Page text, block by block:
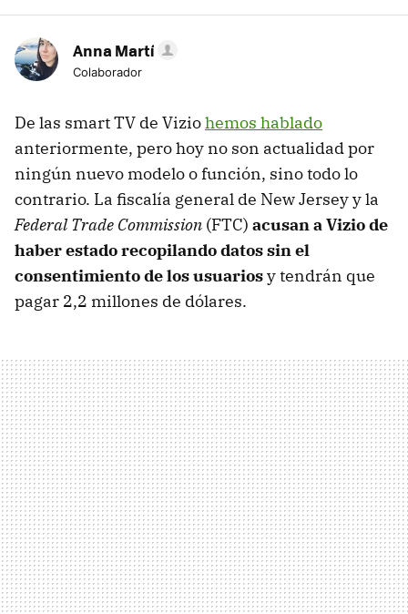
Anna Martí
Colaborador
De las smart TV de Viziohemos hablado
anteriormente, pero hoy no son actualidad por
ningún nuevo modelo o función, sino todo lo
contrario. La fiscalía general de New Jersey y la
Federal Trade Commission (FTC) acusan a Vizio de
haber estado recopilando datos sin el
consentimiento de los usuariosy tendrán que
pagar 2,2 millones de dólares.